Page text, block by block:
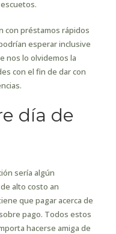
con préstamos rápidos
esperar inclusive
nos lo olvidemos la
con el fin de dar con
día de
serí­a algún
alto costo an
que pagar acerca de
pago. Todos estos
hacerse amiga de